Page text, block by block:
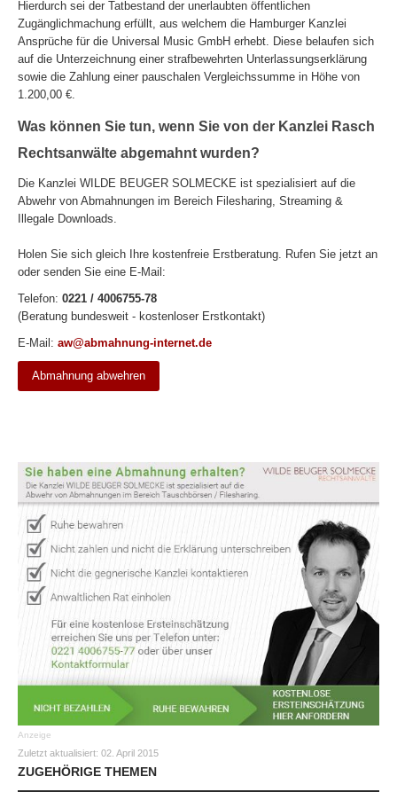
Hierdurch sei der Tatbestand der unerlaubten öffentlichen
Zugänglichmachung erfüllt, aus welchem die Hamburger Kanzlei
Ansprüche für die Universal Music GmbH erhebt. Diese belaufen sich
auf die Unterzeichnung einer strafbewehrten Unterlassungserklärung
sowie die Zahlung einer pauschalen Vergleichssumme in Höhe von
1.200,00 €.
Was können Sie tun, wenn Sie von der Kanzlei Rasch
Rechtsanwälte abgemahnt wurden?
Die Kanzlei WILDE BEUGER SOLMECKE ist spezialisiert auf die
Abwehr von Abmahnungen im Bereich Filesharing, Streaming &
Illegale Downloads.
Holen Sie sich gleich Ihre kostenfreie Erstberatung. Rufen Sie jetzt an
oder senden Sie eine E-Mail:
Telefon: 0221 / 4006755-78
(Beratung bundesweit - kostenloser Erstkontakt)
E-Mail: aw@abmahnung-internet.de
Abmahnung abwehren
Anzeige
Zuletzt aktualisiert: 02. April 2015
ZUGEHÖRIGE THEMEN